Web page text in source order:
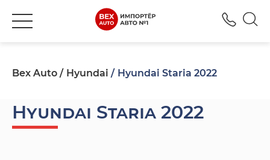
Bex Auto Hyundai Hyundai Staria 2022
Hyundai Staria 2022